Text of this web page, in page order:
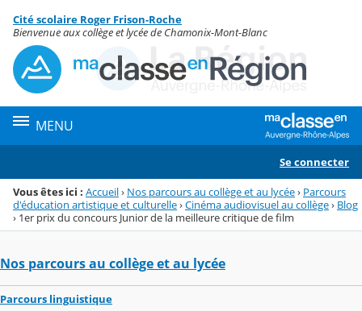
Menu de la rubrique
Contenu
Cité scolaire Roger Frison-Roche
Bienvenue aux collège et lycée de Chamonix-Mont-Blanc
MENU
Se connecter
Vous êtes ici : Accueil› Nos parcours au collège et au lycée› Parcours
d'éducation artistique et culturelle›Cinéma audiovisuel au collège› Blog
› 1er prix du concours Junior de la meilleure critique de film
Nos parcours au collège et au lycée
Parcours linguistique